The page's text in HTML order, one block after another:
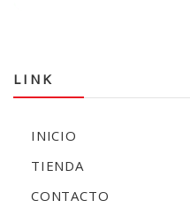
LINK
INICIO
TIENDA
CONTACTO